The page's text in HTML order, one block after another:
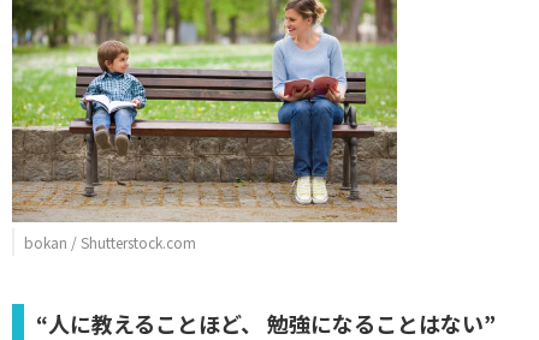
bokan / Shutterstock.com
“人に教えることほど、 勉強になることはない”